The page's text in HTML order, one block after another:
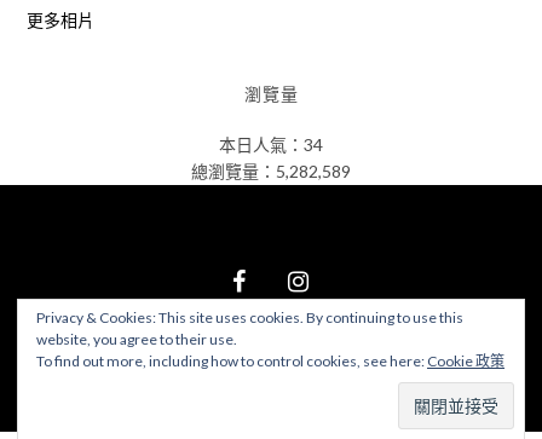
更多相片
瀏覽量
本日人氣：34
總瀏覽量：5,282,589
© 2026 食在好遊趣 – Black Theme by ZThemes Studio
Privacy & Cookies: This site uses cookies. By continuing to use this
website, you agree to their use.
To find out more, including how to control cookies, see here: Cookie 政策